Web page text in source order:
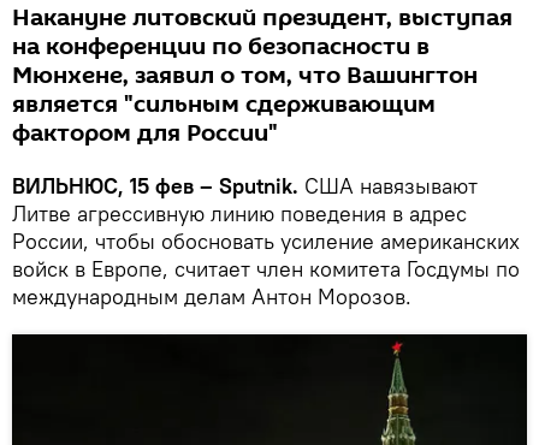
Накануне литовский президент, выступая
на конференции по безопасности в
Мюнхене, заявил о том, что Вашингтон
является "сильным сдерживающим
фактором для России"
ВИЛЬНЮС, 15 фев – Sputnik. США навязывают
Литве агрессивную линию поведения в адрес
России, чтобы обосновать усиление американских
войск в Европе, считает член комитета Госдумы по
международным делам Антон Морозов.